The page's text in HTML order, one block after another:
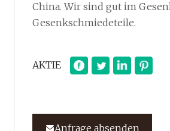
China. Wir sind gut im Gesenkschmieden –
Gesenkschmiedeteile.
AKTIE
Anfrage absenden